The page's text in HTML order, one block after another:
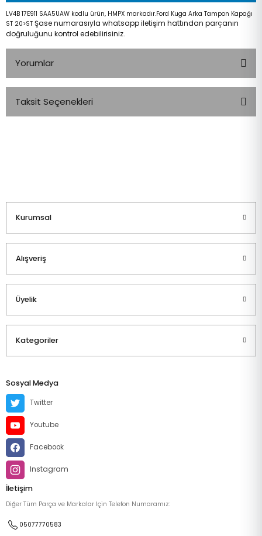
LV4B 17E911 SAA5UAW kodlu ürün, HMPX markadır.Ford Kuga Arka Tampon Kapağı
ST 20>ST Şase numarasıyla whatsapp iletişim hattından parçanın
doğruluğunu kontrol edebilirisiniz.
Yorumlar
Taksit Seçenekleri
Kurumsal
Alışveriş
Üyelik
Kategoriler
Sosyal Medya
Twitter
Youtube
Facebook
Instagram
İletişim
Diğer Tüm Parça ve Markalar İçin Telefon Numaramız:
05077770583